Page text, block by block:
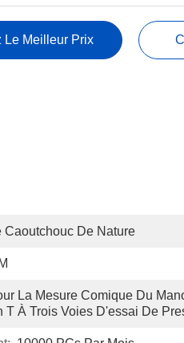
Le Meilleur Prix
Caoutchouc De Nature
La Mesure Comique Du
T À Trois Voies D'essai De